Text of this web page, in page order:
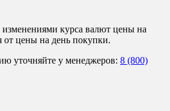
курса валют цены на
от цены на день покупки.
уточняйте у менеджеров: 8 (800)